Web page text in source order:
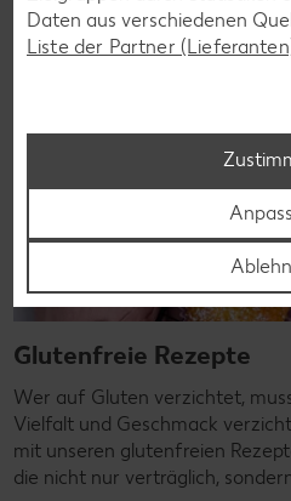
Glutenfreie Rezepte
Wer auf Gluten verzichtet,
Vielfalt und Geschmack
mit unseren glutenfreien
die nicht nur verträglich,
Daten aus verschiedenen
Liste der Partner